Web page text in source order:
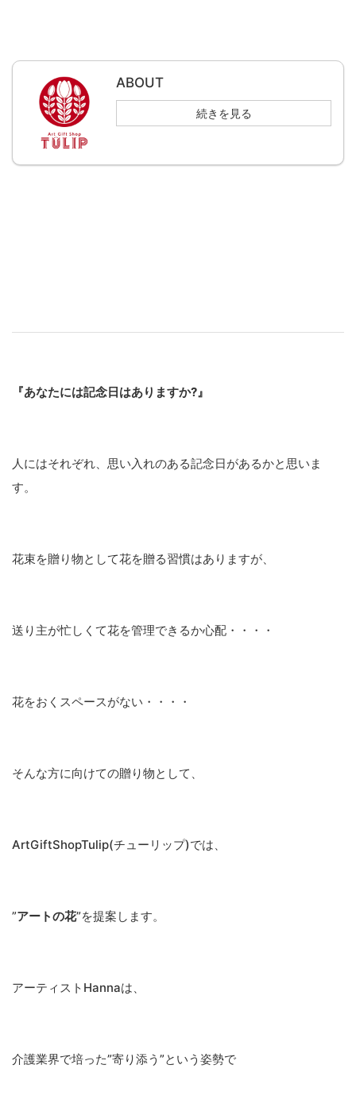
ABOUT
続きを見る
『あなたには記念日はありますか?』
人にはそれぞれ、思い入れのある記念日があるかと思いま
す。
花束を贈り物として花を贈る習慣はありますが、
送り主が忙しくて花を管理できるか心配・・・・
花をおくスペースがない・・・・
そんな方に向けての贈り物として、
ArtGiftShopTulip(チューリップ)では、
”アートの花”を提案します。
アーティストHannaは、
介護業界で培った”寄り添う”という姿勢で